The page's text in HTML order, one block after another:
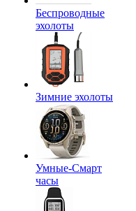
Беспроводные
эхолоты
Зимние эхолоты
Умные-Смарт
часы